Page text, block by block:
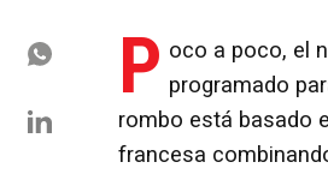
P oco a poco, el
programado
rombo está basado
francesa